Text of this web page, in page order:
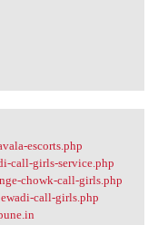
escorts.php
call-girls-service.php
chowk-call-girls.php
call-girls.php